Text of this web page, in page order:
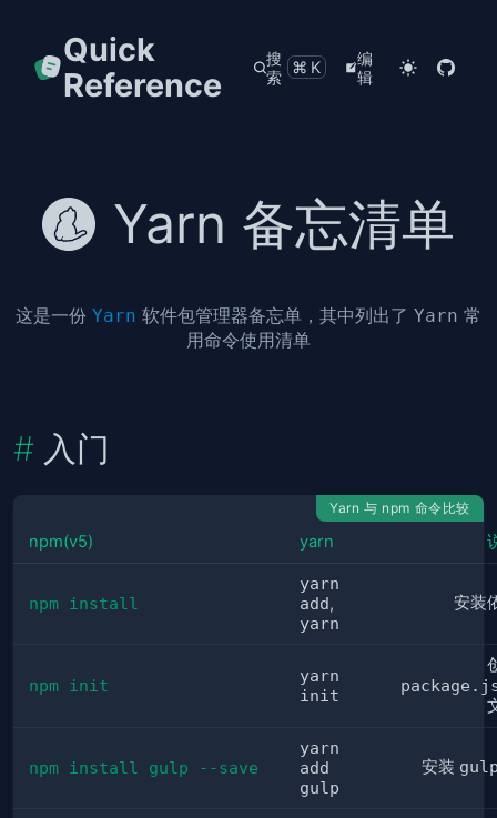
Quick
Reference
搜
索
⌘K
编
辑
Yarn 备忘清单
这是一份 Yarn 软件包管理器备忘单，其中列出了 Yarn 常
用命令使用清单
入门
Yarn 与 npm 命令比较
npm(v5) yarn
npm install
yarn
add,
yarn
安装
npm init
yarn
init
npm install gulp --save
yarn
add
gulp
安装